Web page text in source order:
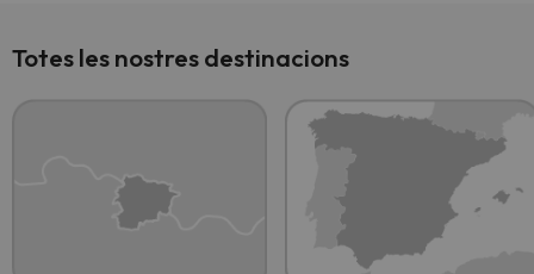
Totes les nostres destinacions